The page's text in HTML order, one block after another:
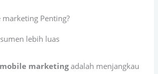
Penting?
lebih luas
mobile marketingadalah menjangkau